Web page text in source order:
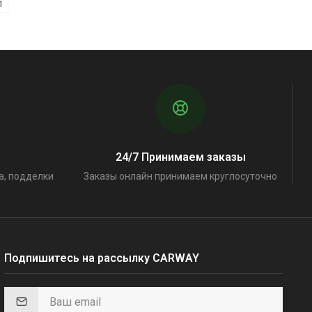
подделки
24/7 Принимаем заказы
Заказы онлайн принимаем круглосуточно
Подпишитесь на рассылку CARWAY